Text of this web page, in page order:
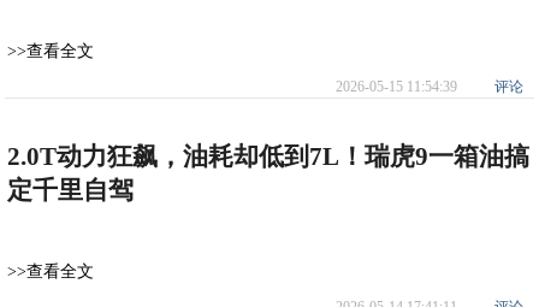
>>查看全文
2026-05-15 11:54:39 评论
2.0T动力狂飙，油耗却低到7L！瑞虎9一箱油搞
定千里自驾
>>查看全文